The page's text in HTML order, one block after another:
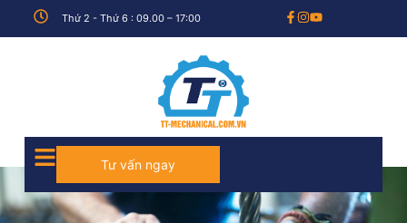
Thứ 2 - Thứ 6 : 09.00 – 17:00
Tư vấn ngay